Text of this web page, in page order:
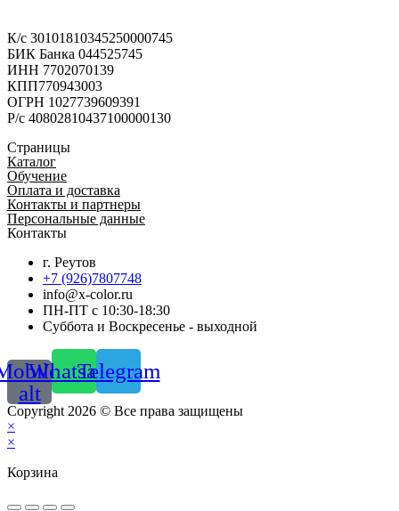
К/с 30101810345250000745
БИК Банка 044525745
ИНН 7702070139
КПП770943003
ОГРН 1027739609391
Р/с 40802810437100000130
Страницы
Каталог
Обучение
Оплата и доставка
Контакты и партнеры
Персональные данные
Контакты
г. Реутов
+7 (926)7807748
info@x-color.ru
ПН-ПТ с 10:30-18:30
Суббота и Воскресенье - выходной
alt
WhatsappTelegram
Copyright 2026 © Все права защищены
×
×
Корзина